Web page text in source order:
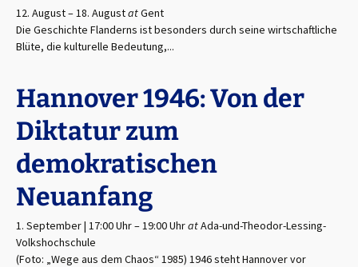
12. August–18. AugustatGent
Die Geschichte Flanderns ist besonders durch seine wirtschaftliche
Blüte, die kulturelle Bedeutung,...
Hannover 1946: Von der
Diktatur zum
demokratischen
Neuanfang
1. September | 17:00 Uhr–19:00 UhratAda-und-Theodor-Lessing-
Volkshochschule
(Foto: „Wege aus dem Chaos“ 1985) 1946 steht Hannover vor